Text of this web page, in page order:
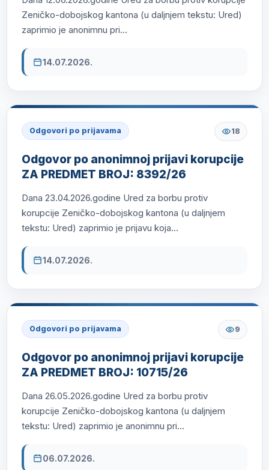
Zeničko-dobojskog kantona (u daljnjem tekstu: Ured)
zaprimio je anonimnu pri...
14.07.2026.
Odgovori po prijavama 18
Odgovor po anonimnoj prijavi korupcije
ZA PREDMET BROJ: 8392/26
Dana 23.04.2026.godine Ured za borbu protiv
korupcije Zeničko-dobojskog kantona (u daljnjem
tekstu: Ured) zaprimio je prijavu koja...
14.07.2026.
Odgovori po prijavama 9
Odgovor po anonimnoj prijavi korupcije
ZA PREDMET BROJ: 10715/26
Dana 26.05.2026.godine Ured za borbu protiv
korupcije Zeničko-dobojskog kantona (u daljnjem
tekstu: Ured) zaprimio je anonimnu pri...
06.07.2026.